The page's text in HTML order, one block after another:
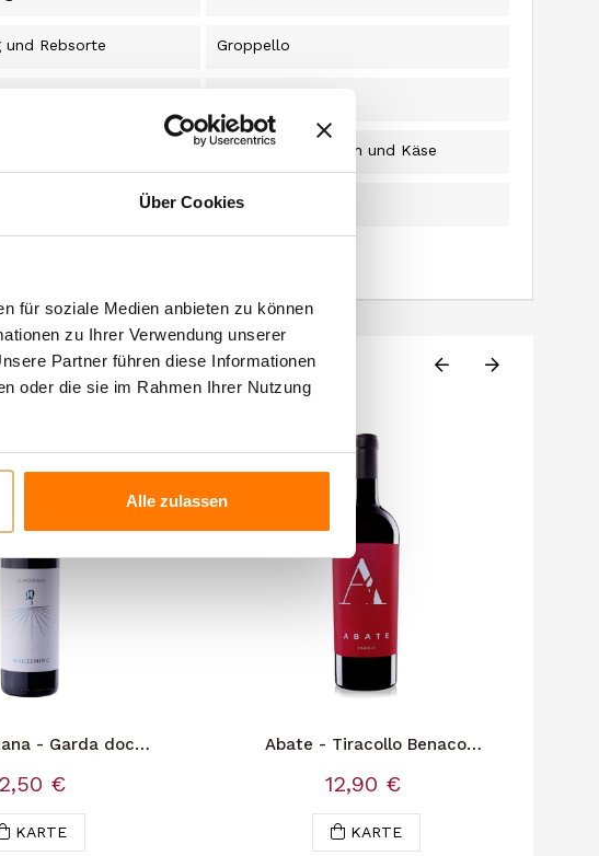
Über Cookies
für soziale Medien anbieten zu können
zu Ihrer Verwendung unserer
Partner führen diese Informationen
oder die sie im Rahmen Ihrer Nutzung
Alle zulassen
und Rebsorte Groppello
Spieß, rotes Fleisch und Käse
0,75 l
- Garda doc
€
KARTE
Abate - Tiracollo Benaco
12,90 €
KARTE